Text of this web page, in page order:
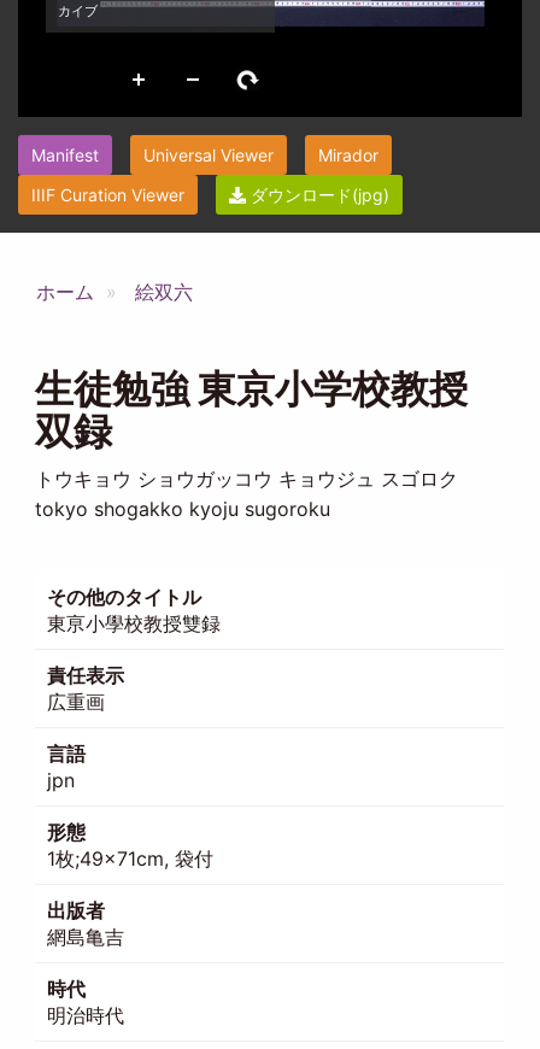
Manifest Universal Viewer
Mirador
IIIF Curation Viewer
ダウンロード(jpg)
ホーム 絵双六
生徒勉強 東京小学校教授
双録
トウキョウ ショウガッコウ キョウジュ スゴロク
tokyo shogakko kyoju sugoroku
その他のタイトル
東亰小學校教授雙録
責任表示
広重画
言語
jpn
形態
1枚;49×71cm, 袋付
出版者
網島亀吉
時代
明治時代